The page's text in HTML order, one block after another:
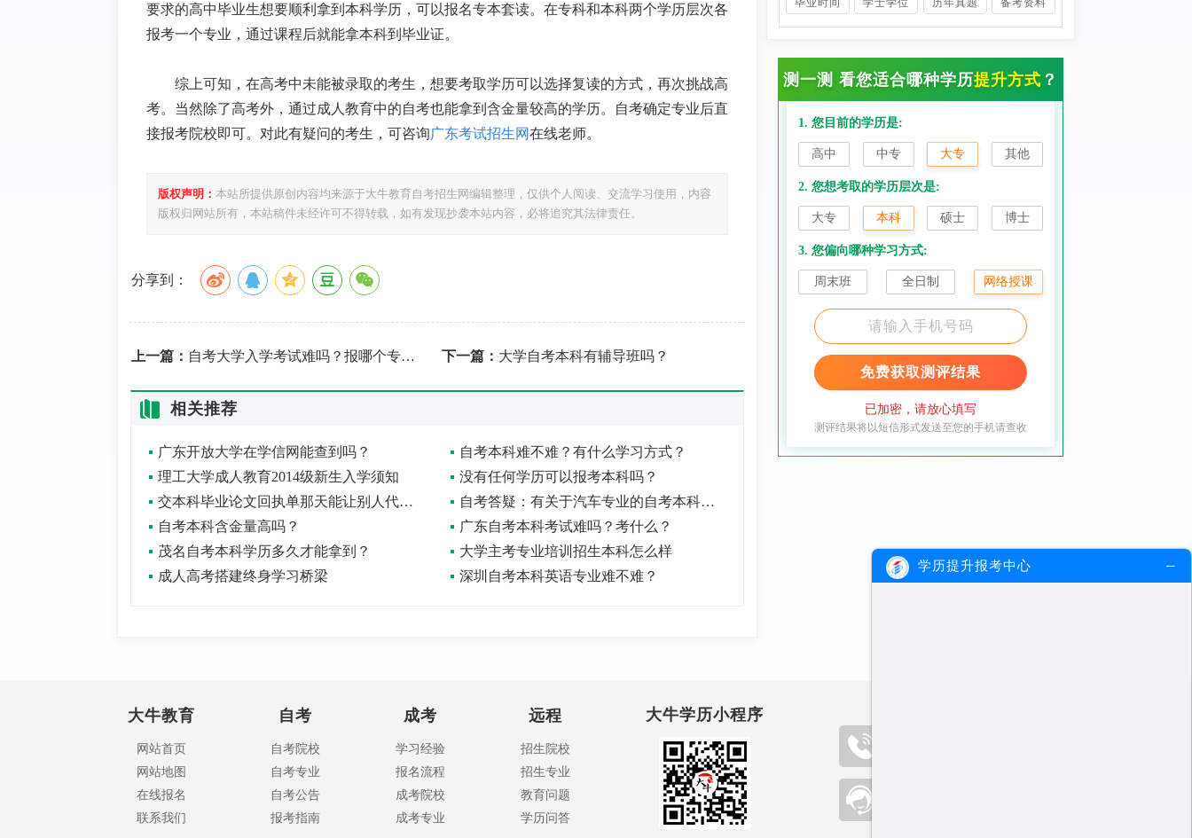
要求的高中毕业生想要顺利拿到本科学历，可以报名专本套读。在专科和本科两个学历层次各
报考一个专业，通过课程后就能拿本科到毕业证。
综上可知，在高考中未能被录取的考生，想要考取学历可以选择复读的方式，再次挑战高
考。当然除了高考外，通过成人教育中的自考也能拿到含金量较高的学历。自考确定专业后直
接报考院校即可。对此有疑问的考生，可咨询广东考试招生网在线老师。
版权声明： 本站所提供原创内容均来源于大牛教育自考招生网编辑整理，仅供个人阅读、交流学习使用，内容
版权归网站所有，本站稿件未经许可不得转载，如有发现抄袭本站内容，必将追究其法律责任。
分享到：
上一篇： 自考大学入学考试难吗？报哪个专业比较好？ 下一篇： 大学自考本科有辅导班吗？
相关推荐
广东开放大学在学信网能查到吗？
自考本科难不难？有什么学习方式？
理工大学成人教育2014级新生入学须知
没有任何学历可以报考本科吗？
交本科毕业论文回执单那天能让别人代办吗
自考答疑：有关于汽车专业的自考本科吗？
自考本科含金量高吗？
广东自考本科考试难吗？考什么？
茂名自考本科学历多久才能拿到？
大学主考专业培训招生本科怎么样
成人高考搭建终身学习桥梁
深圳自考本科英语专业难不难？
毕业时间 学士学位 历年真题 备考资料
测一测 看您适合哪种学历提升方式 ？
1. 您目前的学历是:
高中 中专 大专 其他
2. 您想考取的学历层次是:
大专 本科 硕士 博士
3. 您偏向哪种学习方式:
周末班 全日制 网络授课
免费获取测评结果
已加密，请放心填写
测评结果将以短信形式发送至您的手机请查收
大牛教育
网站首页
网站地图
在线报名
联系我们
自考
自考院校
自考专业
自考公告
报考指南
成考
学习经验
报名流程
成考院校
成考专业
远程
招生院校
招生专业
教育问题
学历问答
大牛学历小程序
学历提升报考中心